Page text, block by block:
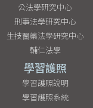
公法學研究中心
刑事法學研究中心
生技醫藥法學研究中心
輔仁法學
學習護照
學習護照說明
學習護照系統